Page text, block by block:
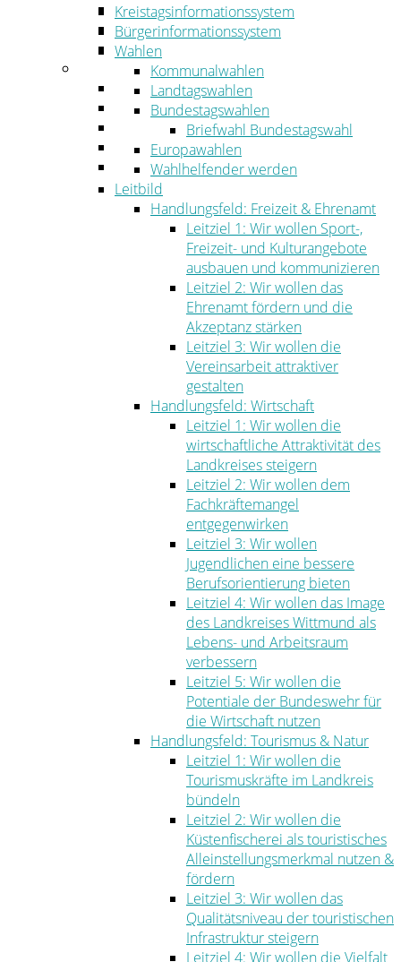
Soziales
Gesundheit
Jugend, Familie und Senioren
Bauen und Planen
Abfall
Umwelt
Ordnung
Kreistagsinformationssystem
Bürgerinformationssystem
Wahlen
Kommunalwahlen
Landtagswahlen
Bundestagswahlen
Briefwahl Bundestagswahl
Europawahlen
Wahlhelfender werden
Leitbild
Handlungsfeld: Freizeit & Ehrenamt
Leitziel 1: Wir wollen Sport-,
Freizeit- und Kulturangebote
ausbauen und kommunizieren
Leitziel 2: Wir wollen das
Ehrenamt fördern und die
Akzeptanz stärken
Leitziel 3: Wir wollen die
Vereinsarbeit attraktiver
gestalten
Handlungsfeld: Wirtschaft
Leitziel 1: Wir wollen die
wirtschaftliche Attraktivität des
Landkreises steigern
Leitziel 2: Wir wollen dem
Fachkräftemangel
entgegenwirken
Leitziel 3: Wir wollen
Jugendlichen eine bessere
Berufsorientierung bieten
Leitziel 4: Wir wollen das Image
des Landkreises Wittmund als
Lebens- und Arbeitsraum
verbessern
Leitziel 5: Wir wollen die
Potentiale der Bundeswehr für
die Wirtschaft nutzen
Handlungsfeld: Tourismus & Natur
Leitziel 1: Wir wollen die
Tourismuskräfte im Landkreis
bündeln
Leitziel 2: Wir wollen die
Küstenfischerei als touristisches
Alleinstellungsmerkmal nutzen &
fördern
Leitziel 3: Wir wollen das
Qualitätsniveau der touristischen
Infrastruktur steigern
Leitziel 4: Wir wollen die Vielfalt